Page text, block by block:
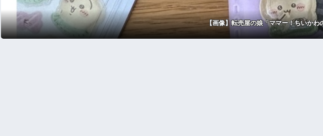
【画像】転売屋の娘「ママー！ちいか